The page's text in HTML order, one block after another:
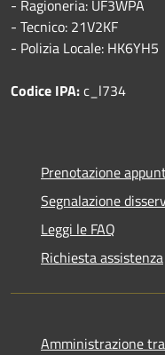
- Ragioneria: UF3WPA
- Tecnico: 21V2KF
- Polizia Locale: HK6YH5
Codice IPA:c_l734
Prenotazione
Segnalazione
Leggi le FAQ
Richiesta assistenza
Amministrazione